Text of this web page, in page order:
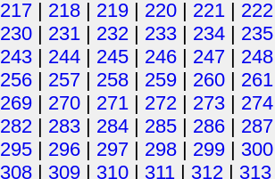
217 | 218 | 219 | 220 | 221 | 222
230 | 231 | 232 | 233 | 234 | 235
243 | 244 | 245 | 246 | 247 | 248
256 | 257 | 258 | 259 | 260 | 261
269 | 270 | 271 | 272 | 273 | 274
282 | 283 | 284 | 285 | 286 | 287
295 | 296 | 297 | 298 | 299 | 300
308 | 309 | 310 | 311 | 312 | 313